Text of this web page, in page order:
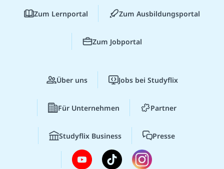
Zum Lernportal Zum Ausbildungsportal
Zum Jobportal
Über uns Jobs bei Studyflix
Für Unternehmen Partner
Studyflix Business Presse